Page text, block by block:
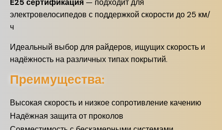
E25 сертификация — подходит для
электровелосипедов с поддержкой скорости до 25 км/
ч
Идеальный выбор для райдеров, ищущих скорость и
надёжность на различных типах покрытий.
Преимущества:
Высокая скорость и низкое сопротивление качению
Надёжная защита от проколов